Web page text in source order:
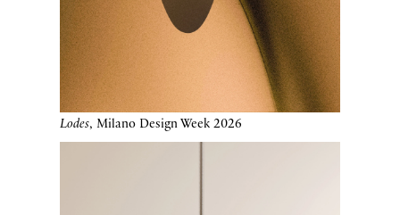
Lodes, Milano Design Week 2026